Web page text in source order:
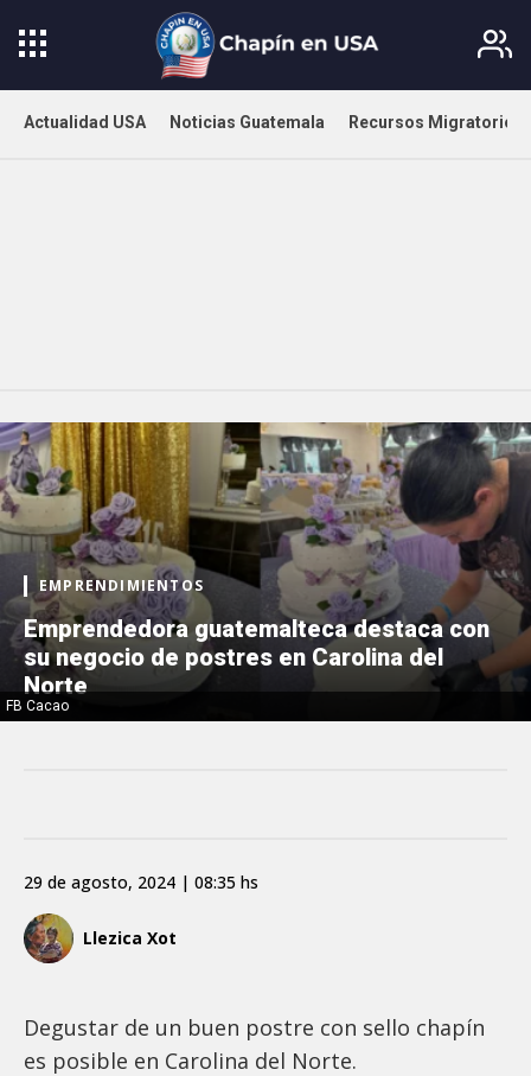
Actualidad USA Noticias Guatemala Recursos Migratorios
FB Cacao
EMPRENDIMIENTOS
Emprendedora guatemalteca destaca con
su negocio de postres en Carolina del
Norte
Llezica Xot
29 de agosto, 2024 | 08:35 hs
Degustar de un buen postre con sello chapín
es posible en Carolina del Norte.